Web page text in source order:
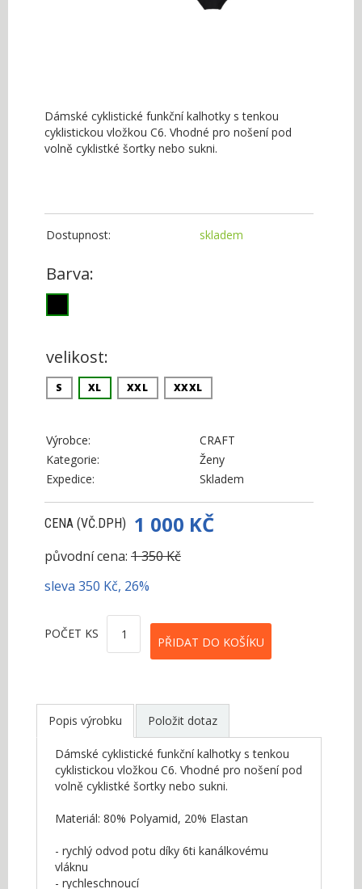
Dámské cyklistické funkční kalhotky s tenkou
cyklistickou vložkou C6. Vhodné pro nošení pod
volně cyklistké šortky nebo sukni.
Dostupnost: skladem
Barva:
velikost:
S XL XXL XXXL
Výrobce:
CRAFT
Kategorie:
Ženy
Expedice:
Skladem
CENA (VČ.DPH) 1 000 KČ
původní cena: 1 350 Kč
sleva 350 Kč, 26%
POČET KS
Popis výrobku Položit dotaz
Dámské cyklistické funkční kalhotky s tenkou
cyklistickou vložkou C6. Vhodné pro nošení pod
volně cyklistké šortky nebo sukni.
Materiál: 80% Polyamid, 20% Elastan
- rychlý odvod potu díky 6ti kanálkovému
vláknu
- rychleschnoucí